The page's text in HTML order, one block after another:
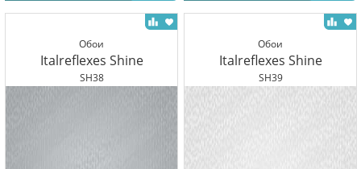
Обои
Italreflexes Shine
SH38
Обои
Italreflexes Shine
SH39